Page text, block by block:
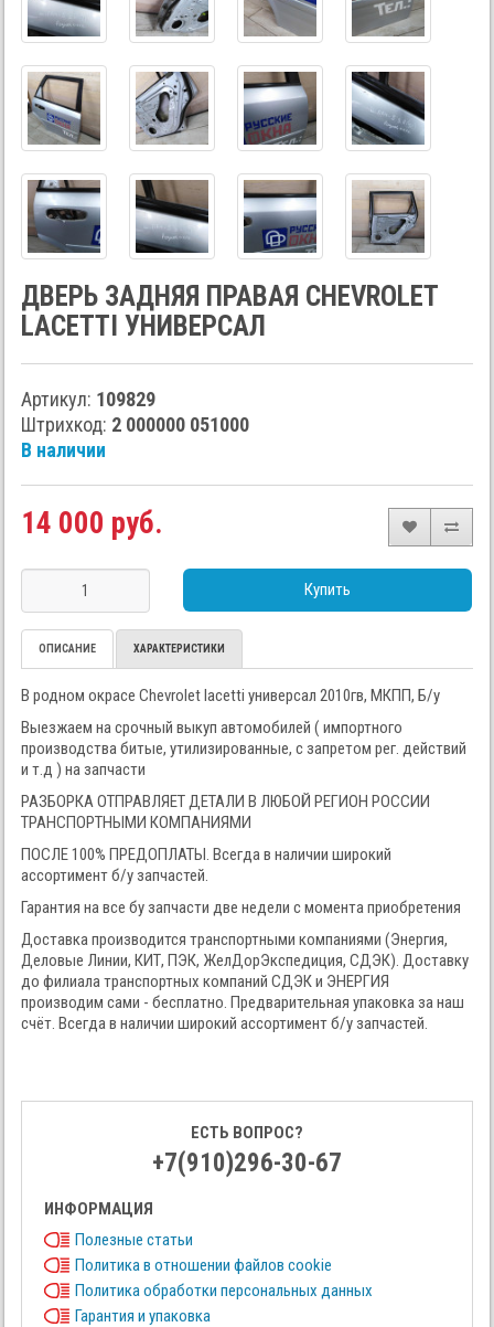
ДВЕРЬ ЗАДНЯЯ ПРАВАЯ CHEVROLET
LACETTI УНИВЕРСАЛ
Артикул: 109829
Штрихкод: 2 000000 051000
В наличии
14 000 руб.
Купить
ОПИСАНИЕ ХАРАКТЕРИСТИКИ
В родном окрасе Chevrolet lacetti универсал 2010гв, МКПП, Б/у
Выезжаем на срочный выкуп автомобилей ( импортного
производства битые, утилизированные, с запретом рег. действий
и т.д ) на запчасти
РАЗБОРКА ОТПРАВЛЯЕТ ДЕТАЛИ В ЛЮБОЙ РЕГИОН РОССИИ
ТРАНСПОРТНЫМИ КОМПАНИЯМИ
ПОСЛЕ 100% ПРЕДОПЛАТЫ. Всегда в наличии широкий
ассортимент б/у запчастей.
Гарантия на все бу запчасти две недели с момента приобретения
Доставка производится транспортными компаниями (Энергия,
Деловые Линии, КИТ, ПЭК, ЖелДорЭкспедиция, СДЭК). Доставку
до филиала транспортных компаний СДЭК и ЭНЕРГИЯ
производим сами - бесплатно. Предварительная упаковка за наш
счёт. Всегда в наличии широкий ассортимент б/у запчастей.
ЕСТЬ ВОПРОС?
+7(910)296-30-67
ИНФОРМАЦИЯ
Полезные статьи
Политика в отношении файлов cookie
Политика обработки персональных данных
Гарантия и упаковка